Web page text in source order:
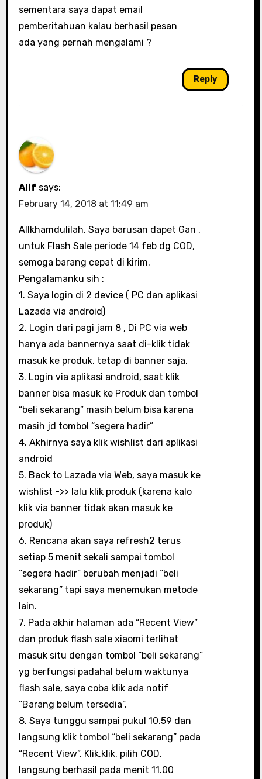
sementara saya dapat email
pemberitahuan kalau berhasil pesan
ada yang pernah mengalami ?
Reply
Alif says:
February 14, 2018 at 11:49 am
Allkhamdulilah, Saya barusan dapet Gan ,
untuk Flash Sale periode 14 feb dg COD,
semoga barang cepat di kirim.
Pengalamanku sih :
1. Saya login di 2 device ( PC dan aplikasi
Lazada via android)
2. Login dari pagi jam 8 , Di PC via web
hanya ada bannernya saat di-klik tidak
masuk ke produk, tetap di banner saja.
3. Login via aplikasi android, saat klik
banner bisa masuk ke Produk dan tombol
“beli sekarang” masih belum bisa karena
masih jd tombol “segera hadir”
4. Akhirnya saya klik wishlist dari aplikasi
android
5. Back to Lazada via Web, saya masuk ke
wishlist ->> lalu klik produk (karena kalo
klik via banner tidak akan masuk ke
produk)
6. Rencana akan saya refresh2 terus
setiap 5 menit sekali sampai tombol
“segera hadir” berubah menjadi “beli
sekarang” tapi saya menemukan metode
lain.
7. Pada akhir halaman ada “Recent View”
dan produk flash sale xiaomi terlihat
masuk situ dengan tombol “beli sekarang”
yg berfungsi padahal belum waktunya
flash sale, saya coba klik ada notif
“Barang belum tersedia”.
8. Saya tunggu sampai pukul 10.59 dan
langsung klik tombol “beli sekarang” pada
“Recent View”. Klik,klik, pilih COD,
langsung berhasil pada menit 11.00